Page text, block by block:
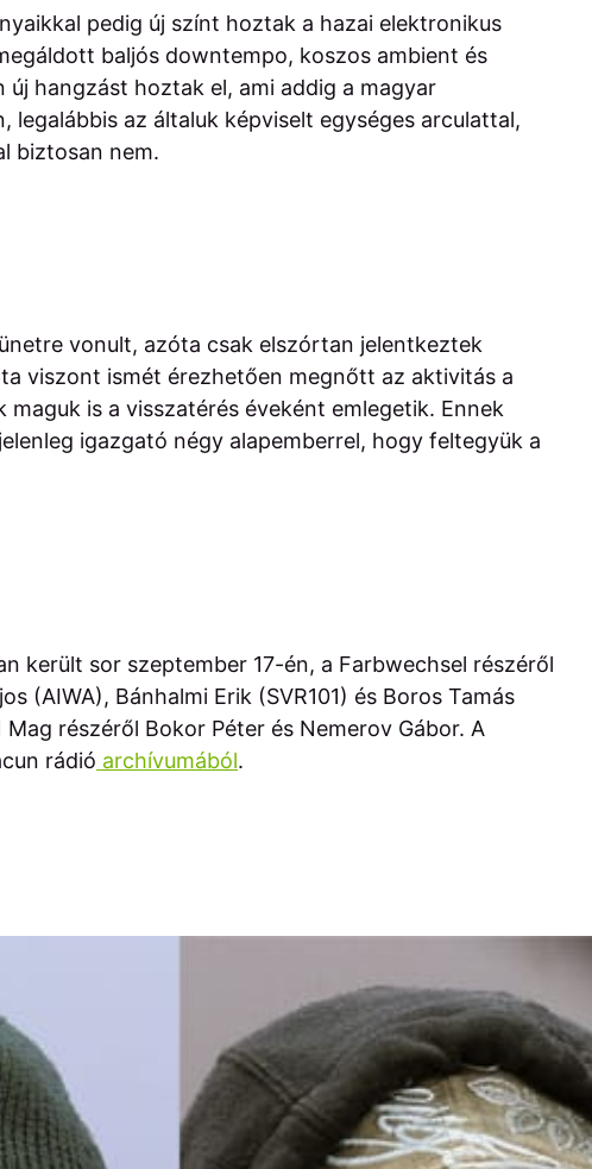
pedig új színt hoztak a hazai elektronikus
baljós downtempo, koszos ambient és
hangzást hoztak el, ami addig a magyar
legalábbis az általuk képviselt egységes arculattal,
biztosan nem.
vonult, azóta csak elszórtan jelentkeztek
viszont ismét érezhetően megnőtt az aktivitás a
is a visszatérés éveként emlegetik. Ennek
igazgató négy alapemberrel, hogy feltegyük a
került sor szeptember 17-én, a Farbwechsel részéről
(AIWA), Bánhalmi Erik (SVR101) és Boros Tamás
részéről Bokor Péter és Nemerov Gábor. A
rádió archívumából.